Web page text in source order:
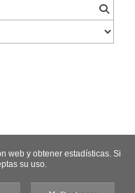
web y obtener estadísticas. Si
su uso.